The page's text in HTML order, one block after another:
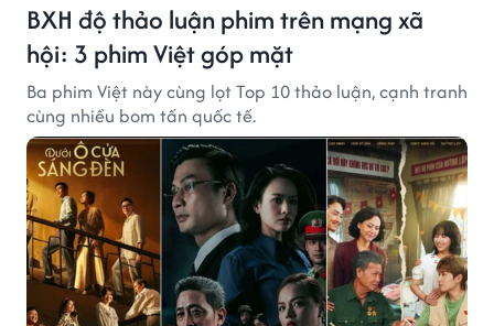
BXH độ thảo luận phim trên mạng xã
hội: 3 phim Việt góp mặt
Ba phim Việt này cùng lọt Top 10 thảo luận, cạnh tranh
cùng nhiều bom tấn quốc tế.